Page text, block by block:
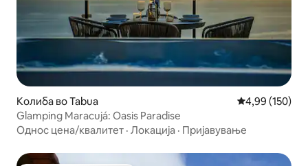
Колиба во Tabua Просечна
4,99 (150)
Glamping Maracujá: Oasis Paradise
Однос цена/квалитет · Локација · Пријавување